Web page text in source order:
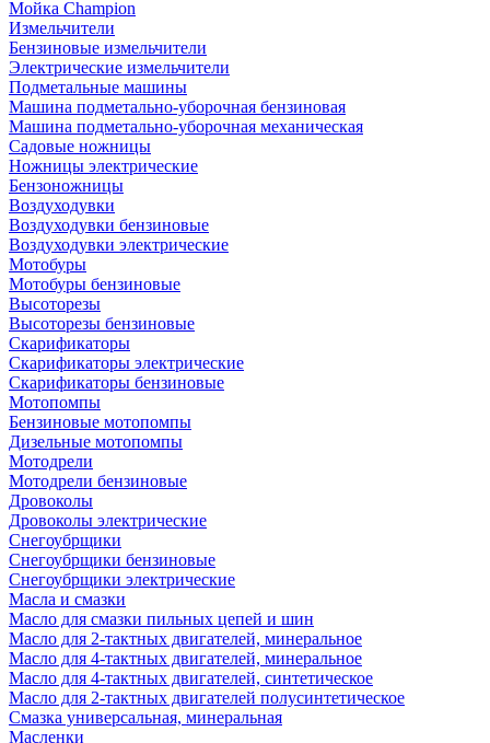
Мойка Champion
Измельчители
Бензиновые измельчители
Электрические измельчители
Подметальные машины
Машина подметально-уборочная бензиновая
Машина подметально-уборочная механическая
Садовые ножницы
Ножницы электрические
Бензоножницы
Воздуходувки
Воздуходувки бензиновые
Воздуходувки электрические
Мотобуры
Мотобуры бензиновые
Высоторезы
Высоторезы бензиновые
Скарификаторы
Скарификаторы электрические
Скарификаторы бензиновые
Мотопомпы
Бензиновые мотопомпы
Дизельные мотопомпы
Мотодрели
Мотодрели бензиновые
Дровоколы
Дровоколы электрические
Снегоубрщики
Снегоубрщики бензиновые
Снегоубрщики электрические
Масла и смазки
Масло для смазки пильных цепей и шин
Масло для 2-тактных двигателей, минеральное
Масло для 4-тактных двигателей, минеральное
Масло для 4-тактных двигателей, синтетическое
Масло для 2-тактных двигателей полусинтетическое
Смазка универсальная, минеральная
Масленки